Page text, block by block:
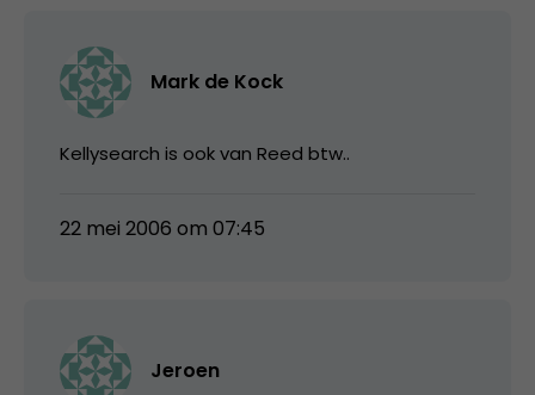
Mark de Kock
Kellysearch is ook van Reed btw..
22 mei 2006 om 07:45
Jeroen